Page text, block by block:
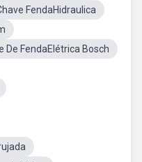
FendaHidraulica
De FendaElétrica Bosch